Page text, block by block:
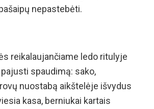
nepastebėti.
reikalaujančiame ledo ritulyje
spaudimą: sako,
nuostabą aikštelėje išvydus
kasa, berniukai kartais